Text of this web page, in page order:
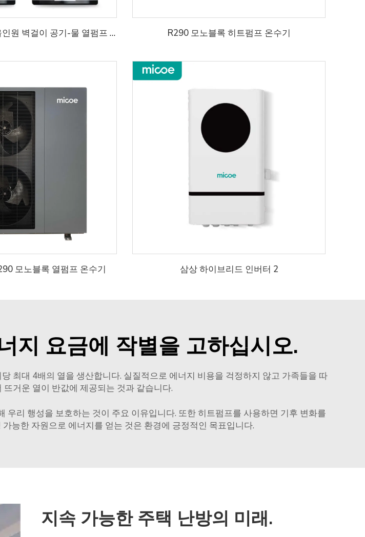
Micoe 75도 R290 올인원 벽걸이 공기-물 열펌프 온수기 R290 모노블록 히트펌프 온수기
모노블록 열펌프 온수기 삼상 하이브리드 인버터 2
지 요금에 작별을 고하십시오.
최대 4배의 열을 생산합니다. 실질적으로 에너지 비용을 걱정하지 않고 가족들을 따
거운 열이 반값에 제공되는 것과 같습니다.
리 행성을 보호하는 것이 주요 이유입니다. 또한 히트펌프를 사용하면 기후 변화를
능한 자원으로 에너지를 얻는 것은 환경에 긍정적인 목표입니다.
지속 가능한 주택 난방의 미래.